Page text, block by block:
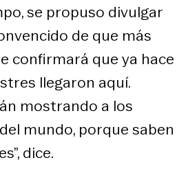
se propuso divulgar
de que más
confirmará que ya hace
llegaron aquí.
mostrando a los
mundo, porque saben
dice.